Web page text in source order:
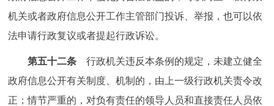
机关或者政府信息公开工作主管部门投诉、举报，也可以依
法申请行政复议或者提起行政诉讼。
第五十二条 行政机关违反本条例的规定，未建立健全
政府信息公开有关制度、机制的，由上一级行政机关责令改
正；情节严重的，对负有责任的领导人员和直接责任人员依